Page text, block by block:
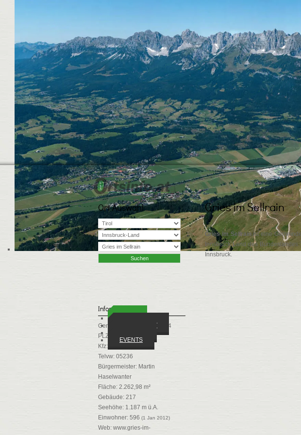
WIRTSCHAFT
EVENTS
Ort Auswahl
Infos
Gemeindekennziffer: 70314
PLZ: 6182
Kfz: IL
Telvw: 05236
Bürgermeister: Martin
Haselwanter
Fläche: 2.262,98 m²
Gebäude: 217
Seehöhe: 1.187 m ü.A.
Einwohner: 596 (1 Jan 2012)
Web: www.gries-im-
Gries im Sellrain
Gries im Sellrain ist eine
Innsbruck Land des
Innsbruck.